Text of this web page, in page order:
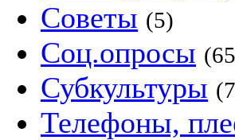
Советы (5)
Соц.опросы
Субкультуры
Телефоны,